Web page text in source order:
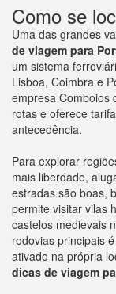
Como se
Uma das grandes
de viagem para
um sistema
Lisboa, Coimbra e
empresa Comboios
rotas e oferece
antecedência.
Para explorar
mais liberdade,
estradas são boas,
permite visitar vilas
castelos medievais
rodovias principais
ativado na própria
dicas de viagem